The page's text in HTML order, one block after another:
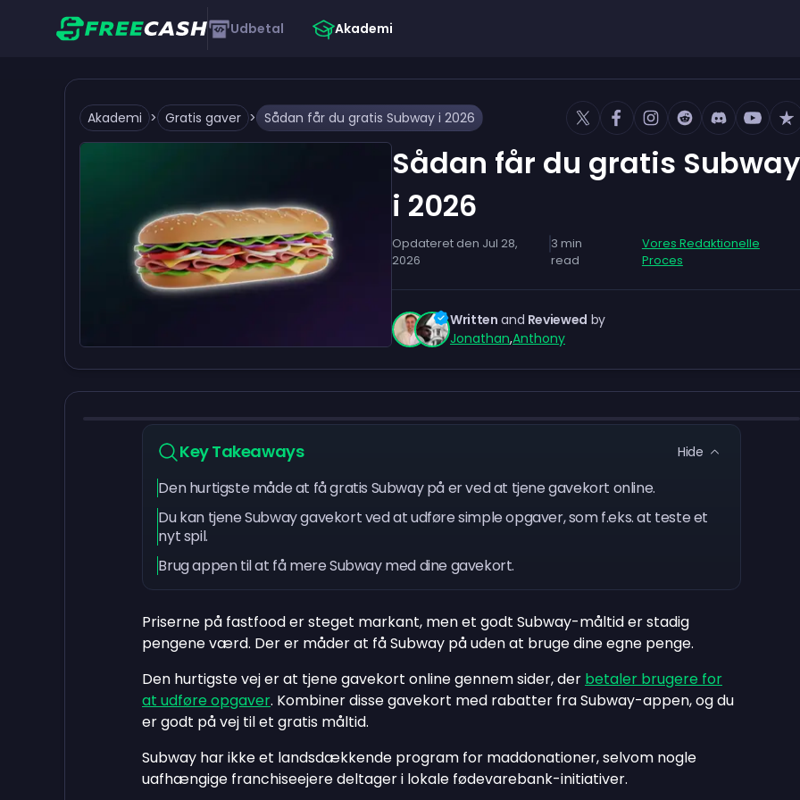
Udbetal Akademi
Akademi > Gratis gaver > Sådan får du gratis Subway i 2026
Sådan får du gratis Subway
i 2026
Opdateret den Jul 28,
2026
3 min
read
Vores Redaktionelle
Proces
Written and Reviewed by
Jonathan,Anthony
Key Takeaways Hide
Den hurtigste måde at få gratis Subway på er ved at tjene gavekort online.
Du kan tjene Subway gavekort ved at udføre simple opgaver, som f.eks. at teste et
nyt spil.
Brug appen til at få mere Subway med dine gavekort.
Priserne på fastfood er steget markant, men et godt Subway-måltid er stadig
pengene værd. Der er måder at få Subway på uden at bruge dine egne penge.
Den hurtigste vej er at tjene gavekort online gennem sider, der betaler brugere for
at udføre opgaver. Kombiner disse gavekort med rabatter fra Subway-appen, og du
er godt på vej til et gratis måltid.
Subway har ikke et landsdækkende program for maddonationer, selvom nogle
uafhængige franchiseejere deltager i lokale fødevarebank-initiativer.